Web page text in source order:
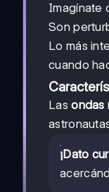
Imagínate
Son
Lo más
cuando
Lasondas
¡Dato